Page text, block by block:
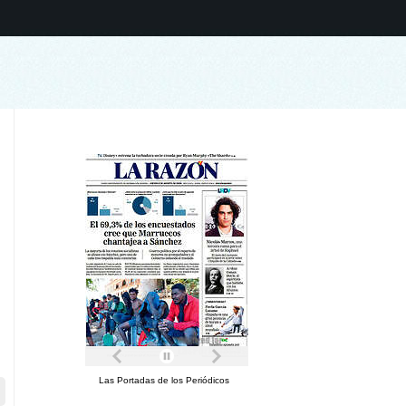
Las Portadas de los Periódicos